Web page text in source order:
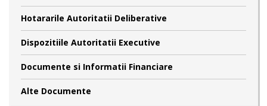
Hotararile Autoritatii Deliberative
Dispozitiile Autoritatii Executive
Documente si Informatii Financiare
Alte Documente